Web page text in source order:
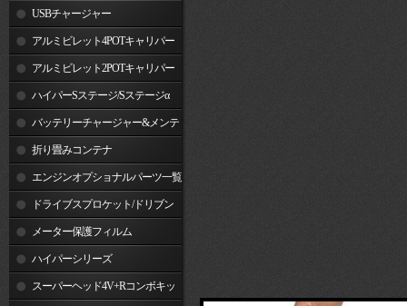
グランプUSBチャージャー
アルミビレット4POTキャリパー
関連製品アルミビレット2POTキャリパー
関連製品ハイパーSステージ/Sステージα
バッテリーチャージャー&メンテ
ナー 折り畳みコンテナ
エンジンオプショナルパーツ一覧
ドライブスプロケット/ドリブン
スプロケット
メーター保護フィルム
ハイパーシリーズ
スーパーヘッド4V+Rコンボキッ